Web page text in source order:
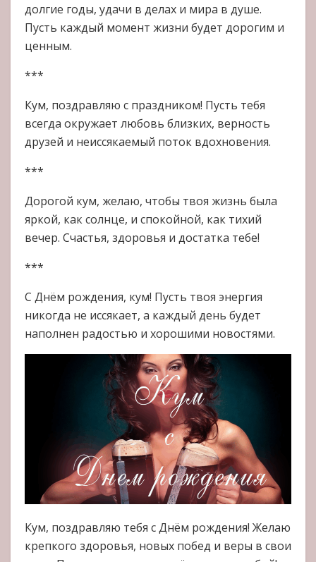
долгие годы, удачи в делах и мира в душе.
Пусть каждый момент жизни будет дорогим и
ценным.
***
Кум, поздравляю с праздником! Пусть тебя
всегда окружает любовь близких, верность
друзей и неиссякаемый поток вдохновения.
***
Дорогой кум, желаю, чтобы твоя жизнь была
яркой, как солнце, и спокойной, как тихий
вечер. Счастья, здоровья и достатка тебе!
***
С Днём рождения, кум! Пусть твоя энергия
никогда не иссякает, а каждый день будет
наполнен радостью и хорошими новостями.
Кум, поздравляю тебя с Днём рождения! Желаю
крепкого здоровья, новых побед и веры в свои